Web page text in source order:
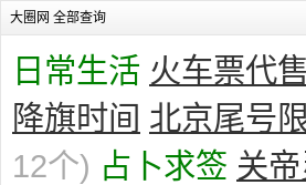
大圈网 全部查询
日常生活 火车票代
降旗时间 北京尾号
12个) 占卜求签 关